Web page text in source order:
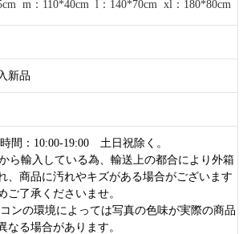
m：110*40cm l：140*70cm xl：180*80cm
新品
間：10:00-19:00 土日祝除く。
ら輸入している為、輸送上の都合により外箱
、商品に汚れやキズがある場合がございます
ご了承くださいませ。
ンの環境によっては写真の色味が実際の商品
なる場合があります。